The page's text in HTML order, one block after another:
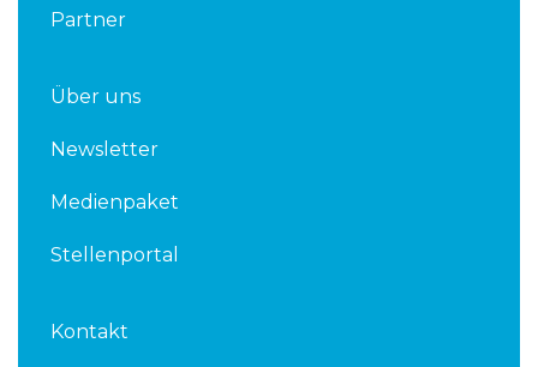
Partner
Über uns
Newsletter
Medienpaket
Stellenportal
Kontakt